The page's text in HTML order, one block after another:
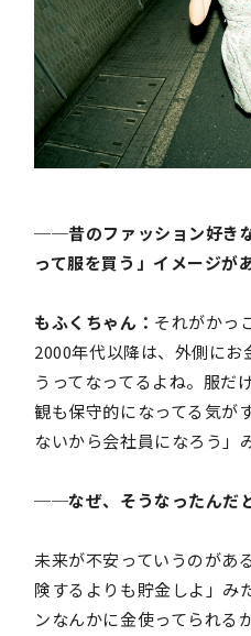
──昔のファッション好き
って服を買う」イメージが
もふくちゃん： それがかっ
2000年代以降は、外側にお
うってなってるよね。服だ
観も保守的になってる気が
ないから会社員になろう」
──なぜ、そうなったんだ
未来が不安っていうのがあ
険するよりも貯金しよ」み
ンなんかに金使ってられる